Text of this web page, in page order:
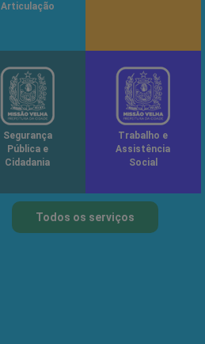
Articulação
Segurança
Pública e
Cidadania
Trabalho e
Assistência
Social
Todos os serviços